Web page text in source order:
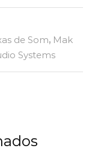
de Som, Mak
Systems